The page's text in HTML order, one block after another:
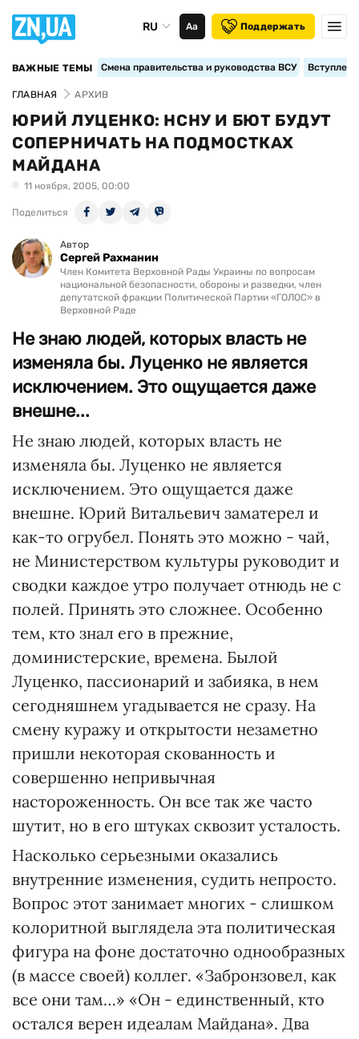
RU Аа Поддержать
ВАЖНЫЕ ТЕМЫ Смена правительства и руководства ВСУ
ГЛАВНАЯ АРХИВ
ЮРИЙ ЛУЦЕНКО: НСНУ И БЮТ БУДУТ
СОПЕРНИЧАТЬ НА ПОДМОСТКАХ
МАЙДАНА
11 ноября, 2005, 00:00
Поделиться
Автор
Сергей Рахманин
Член Комитета Верховной Рады Украины по вопросам
национальной безопасности, обороны и разведки, член
депутатской фракции Политической Партии «ГОЛОС» в
Верховной Раде
Не знаю людей, которых власть не
изменяла бы. Луценко не является
исключением. Это ощущается даже
внешне...
Не знаю людей, которых власть не
изменяла бы. Луценко не является
исключением. Это ощущается даже
внешне. Юрий Витальевич заматерел и
как-то огрубел. Понять это можно - чай,
не Министерством культуры руководит и
сводки каждое утро получает отнюдь не с
полей. Принять это сложнее. Особенно
тем, кто знал его в прежние,
доминистерские, времена. Былой
Луценко, пассионарий и забияка, в нем
сегодняшнем угадывается не сразу. На
смену куражу и открытости незаметно
пришли некоторая скованность и
совершенно непривычная
настороженность. Он все так же часто
шутит, но в его штуках сквозит усталость.
Насколько серьезными оказались
внутренние изменения, судить непросто.
Вопрос этот занимает многих - слишком
колоритной выглядела эта политическая
фигура на фоне достаточно однообразных
(в массе своей) коллег. «Забронзовел, как
все они там…» «Он - единственный, кто
остался верен идеалам Майдана». Два